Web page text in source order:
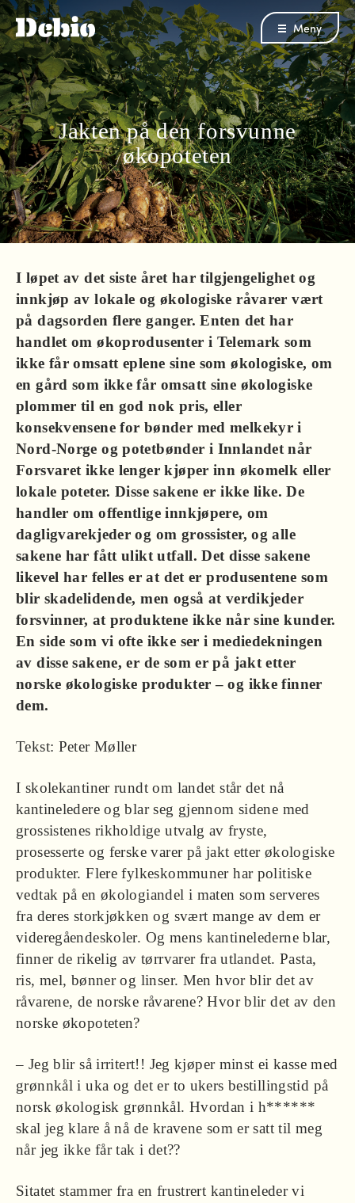
Jakten på den forsvunne
økopoteten
I løpet av det siste året har tilgjengelighet og
innkjøp av lokale og økologiske råvarer vært
på dagsorden flere ganger. Enten det har
handlet om økoprodusenter i Telemark som
ikke får omsatt eplene sine som økologiske, om
en gård som ikke får omsatt sine økologiske
plommer til en god nok pris, eller
konsekvensene for bønder med melkekyr i
Nord-Norge og potetbønder i Innlandet når
Forsvaret ikke lenger kjøper inn økomelk eller
lokale poteter. Disse sakene er ikke like. De
handler om offentlige innkjøpere, om
dagligvarekjeder og om grossister, og alle
sakene har fått ulikt utfall. Det disse sakene
likevel har felles er at det er produsentene som
blir skadelidende, men også at verdikjeder
forsvinner, at produktene ikke når sine kunder.
En side som vi ofte ikke ser i mediedekningen
av disse sakene, er de som er på jakt etter
norske økologiske produkter – og ikke finner
dem.
Tekst: Peter Møller
I skolekantiner rundt om landet står det nå
kantineledere og blar seg gjennom sidene med
grossistenes rikholdige utvalg av fryste,
prosesserte og ferske varer på jakt etter økologiske
produkter. Flere fylkeskommuner har politiske
vedtak på en økologiandel i maten som serveres
fra deres storkjøkken og svært mange av dem er
videregåendeskoler. Og mens kantinelederne blar,
finner de rikelig av tørrvarer fra utlandet. Pasta,
ris, mel, bønner og linser. Men hvor blir det av
råvarene, de norske råvarene? Hvor blir det av den
norske økopoteten?
– Jeg blir så irritert!! Jeg kjøper minst ei kasse med
grønnkål i uka og det er to ukers bestillingstid på
norsk økologisk grønnkål. Hvordan i h******
skal jeg klare å nå de kravene som er satt til meg
når jeg ikke får tak i det??
Sitatet stammer fra en frustrert kantineleder vi
Meny